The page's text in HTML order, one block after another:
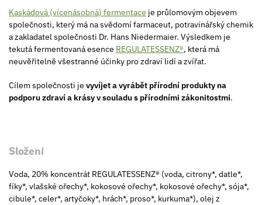
Kaskádová (vícenásobná) fermentace je průlomovým objevem
společnosti, který má na svědomí farmaceut, potravinářský chemik
a zakladatel společnosti Dr. Hans Niedermaier. Výsledkem je
tekutá fermentovaná esence REGULATESSENZ®, která má
neuvěřitelně všestranné účinky pro zdraví lidí a zvířat.
Cílem společnosti je vyvíjet a vyrábět přírodní produkty na
podporu zdraví a krásy v souladu s přírodními zákonitostmi.
Složení
Voda, 20% koncentrát REGULATESSENZ® (voda, citrony*, datle*,
fíky*, vlašské ořechy*, kokosové ořechy*, kokosové ořechy*, sója*,
cibule*, celer*, artyčoky*, hrách*, proso*, kurkuma*), olej z